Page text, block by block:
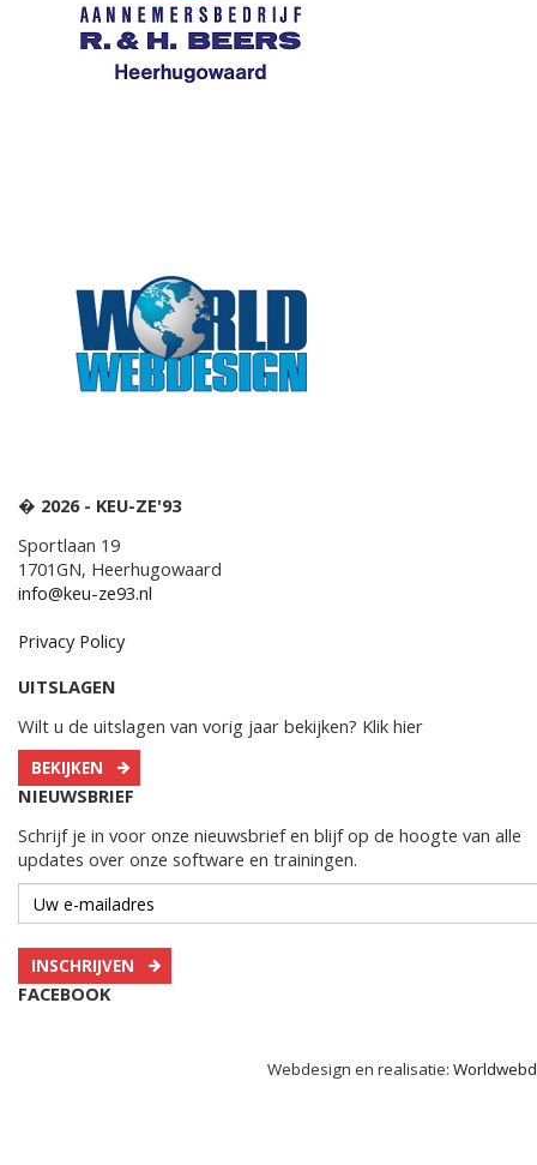
� 2026 - KEU-ZE'93
Sportlaan 19
1701GN, Heerhugowaard
info@keu-ze93.nl
Privacy Policy
UITSLAGEN
Wilt u de uitslagen van vorig jaar bekijken? Klik hier
BEKIJKEN
NIEUWSBRIEF
Schrijf je in voor onze nieuwsbrief en blijf op de hoogte van alle
updates over onze software en trainingen.
INSCHRIJVEN
FACEBOOK
Webdesign en realisatie: